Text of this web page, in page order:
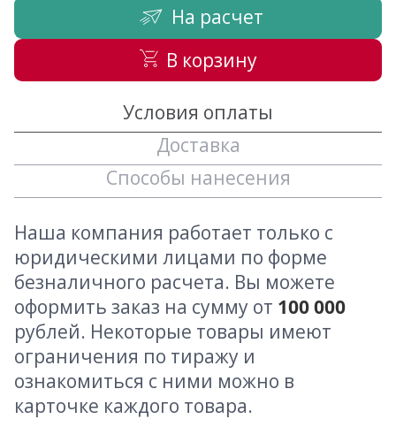
На расчет
В корзину
Условия оплаты
Доставка
Способы нанесения
Наша компания работает только с
юридическими лицами по форме
безналичного расчета. Вы можете
оформить заказ на сумму от 100 000
рублей. Некоторые товары имеют
ограничения по тиражу и
ознакомиться с ними можно в
карточке каждого товара.